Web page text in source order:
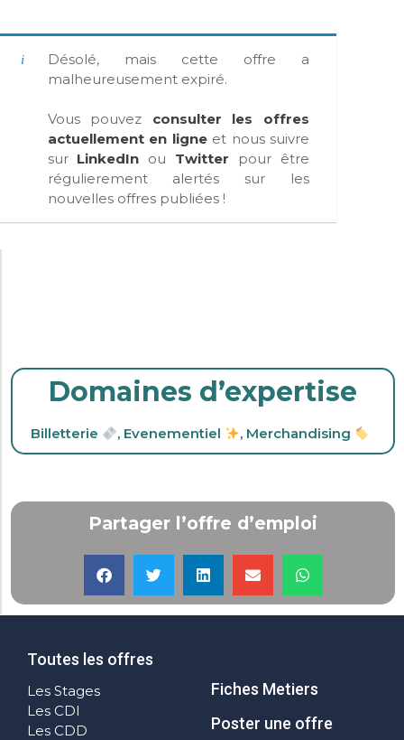
Désolé, mais cette offre a
malheureusement expiré.
Vous pouvez consulter les offres
actuellement en ligneet nous suivre
sur LinkedIn ou Twitter pour être
régulierement alertés sur les
nouvelles offres publiées !
Domaines d’expertise
Billetterie , Evenementiel , Merchandising
Partager l’offre d’emploi
Toutes les offres
Les Stages
Les CDI
Les CDD
Fiches Metiers
Poster une offre